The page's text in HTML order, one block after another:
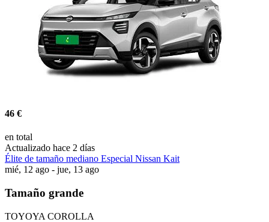
46 €
en total
Actualizado hace 2 días
Élite de tamaño mediano Especial Nissan Kait
mié, 12 ago - jue, 13 ago
Tamaño grande
TOYOYA COROLLA